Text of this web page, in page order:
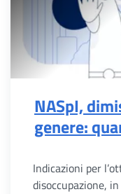
NASpI,
genere:
Indicazioni per
disoccupazione,